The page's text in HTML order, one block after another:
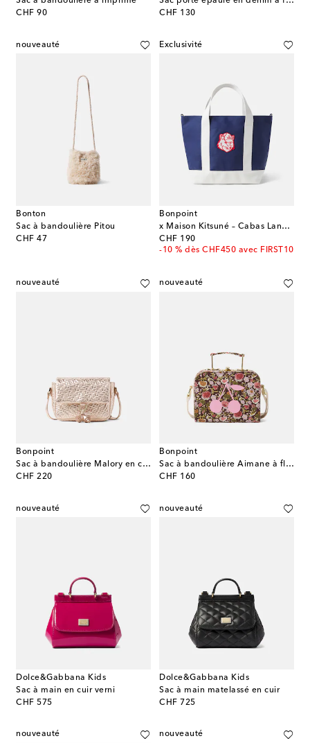
CHF 90
original price
CHF 130
original price
nouveauté
Bonton
Sac à bandoulière Pitou
CHF 47
original price
Exclusivité
Bonpoint
x Maison Kitsuné – Cabas Lane en toile
CHF 190
original price
-10 % dès CHF450 avec FIRST10
nouveauté
Bonpoint
Sac à bandoulière Malory en cuir métallisé
CHF 220
original price
nouveauté
Bonpoint
Sac à bandoulière Aimane à fleurs
CHF 160
original price
nouveauté
Dolce&Gabbana Kids
Sac à main en cuir verni
CHF 575
original price
nouveauté
Dolce&Gabbana Kids
Sac à main matelassé en cuir
CHF 725
original price
nouveauté nouveauté